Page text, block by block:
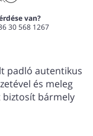
van?
30 568 1267
padló autentikus
és meleg
bármely